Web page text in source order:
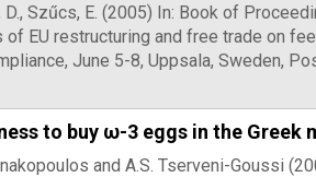
D., Szűcs, E. (2005) In: Book of
EU restructuring and free trade on
June 5-8, Uppsala, Sweden,
to buy ω-3 eggs in the Greek
and A.S. Tserveni-Goussi